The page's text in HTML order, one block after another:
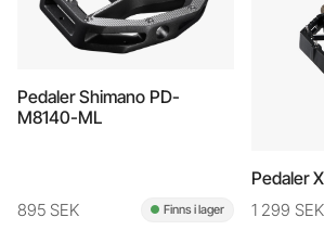
Pedaler Shimano PD-
M8140-ML
895 SEK Finns i lager
Pedaler
1 299 SEK